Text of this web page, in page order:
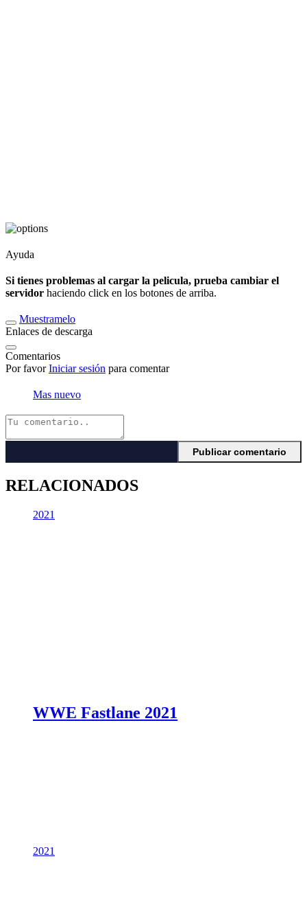
Ayuda
Si tienes problemas al cargar la pelicula, prueba cambiar el
servidor haciendo click en los botones de arriba.
Muestramelo
Enlaces de descarga
Comentarios
Por favorIniciar sesión para comentar
Mas nuevo
RELACIONADOS
2021
WWE Fastlane 2021
2021